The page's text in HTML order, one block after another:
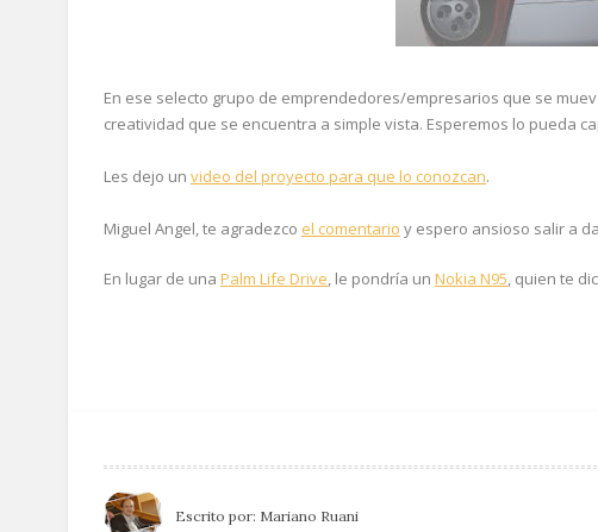
En ese selecto grupo de emprendedores/empresarios que se
creatividad que se encuentra a simple vista. Esperemos lo pueda
Les dejo un video del proyecto para que lo conozcan.
Miguel Angel, te agradezco el comentario y espero ansioso salir a
En lugar de una Palm Life Drive, le pondría un Nokia N95, quien te
Escrito por: Mariano Ruani